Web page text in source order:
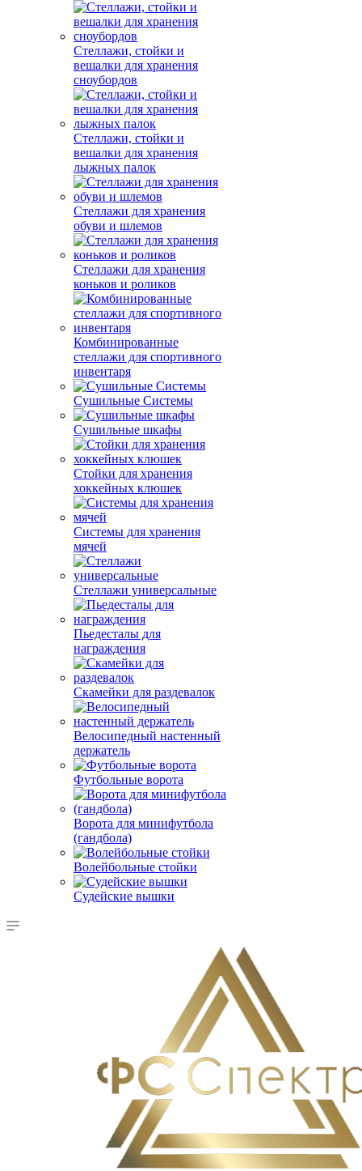
Стеллажи, стойки и
вешалки для хранения
сноубордов
Стеллажи, стойки и
вешалки для хранения
лыжных палок
Стеллажи для хранения
обуви и шлемов
Стеллажи для хранения
коньков и роликов
Комбинированные
стеллажи для спортивного
инвентаря
Сушильные Системы
Сушильные шкафы
Стойки для хранения
хоккейных клюшек
Системы для хранения
мячей
Стеллажи универсальные
Пьедесталы для
награждения
Скамейки для раздевалок
Велосипедный настенный
держатель
Футбольные ворота
Ворота для минифутбола
(гандбола)
Волейбольные стойки
Судейские вышки